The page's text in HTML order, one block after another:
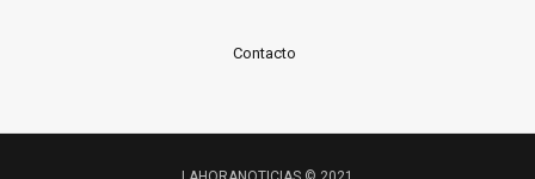
Contacto